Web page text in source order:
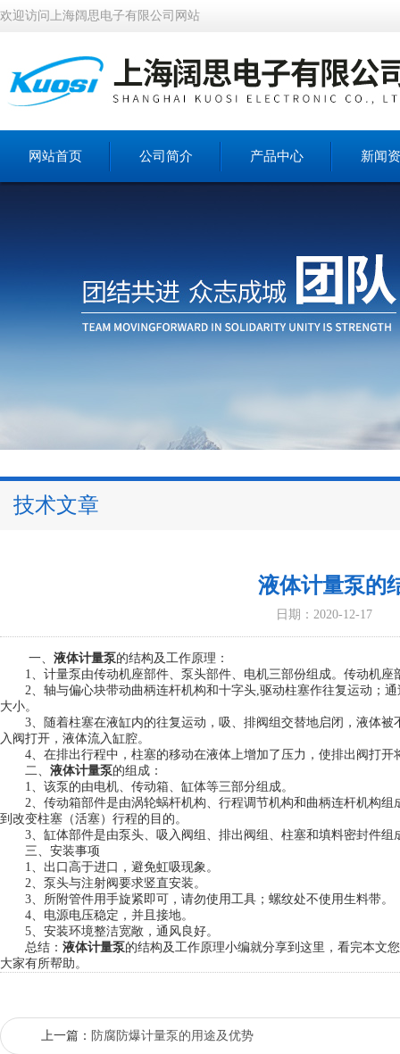
欢迎访问上海阔思电子有限公司网站
网站首页 公司简介 产品中心 新闻
技术文章
液体计量泵的
日期：2020-12-17
一、 液体计量泵的结构及工作原理：
1、计量泵由传动机座部件、泵头部件、电机三部份组成。传动机座
2、轴与偏心块带动曲柄连杆机构和十字头,驱动柱塞作往复运动；通
大小。
3、随着柱塞在液缸内的往复运动，吸、排阀组交替地启闭，液体被
入阀打开，液体流入缸腔。
4、在排出行程中，柱塞的移动在液体上增加了压力，使排出阀打开
二、 液体计量泵的组成：
1、该泵的由电机、传动箱、缸体等三部分组成。
2、传动箱部件是由涡轮蜗杆机构、行程调节机构和曲柄连杆机构组
到改变柱塞（活塞）行程的目的。
3、缸体部件是由泵头、吸入阀组、排出阀组、柱塞和填料密封件组
三、安装事项
1、出口高于进口，避免虹吸现象。
2、泵头与注射阀要求竖直安装。
3、所附管件用手旋紧即可，请勿使用工具；螺纹处不使用生料带。
4、电源电压稳定，并且接地。
5、安装环境整洁宽敞，通风良好。
总结： 液体计量泵的结构及工作原理小编就分享到这里，看完本文
大家有所帮助。
上一篇： 防腐防爆计量泵的用途及优势